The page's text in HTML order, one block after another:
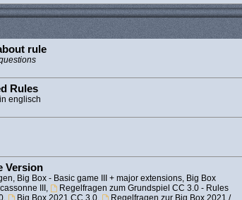
rule
Rules
englisch
Version
Big Box - Basic game III + major extensions, Big Box
III ,
Regelfragen zum Grundspiel CC 3.0 - Rules
, Big Box 2021 CC 3.0,
Regelfragen zur Big Box 2021 /